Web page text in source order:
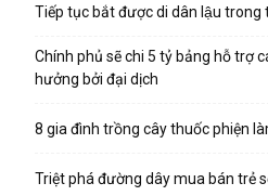
Tiếp tục bắt được di dân lậu trong
Chính phủ sẽ chi 5 tỷ bảng hỗ trợ
hưởng bởi đại dịch
8 gia đình trồng cây thuốc phiện
Triệt phá đường dây mua bán trẻ